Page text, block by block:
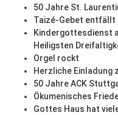
50 Jahre St.
Taizé-Gebet entfällt
Kindergottesdienst
Heiligsten
Orgel rockt
Herzliche Einladung
50 Jahre ACK
Ökumenisches
Gottes Haus hat